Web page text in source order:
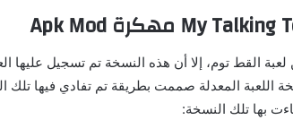
القط توم، إلا أن هذه النسخة تم تسجيل عليها
اللعبة المعدلة صممت بطريقة تم تفادي فيها تلك
بها تلك النسخة: